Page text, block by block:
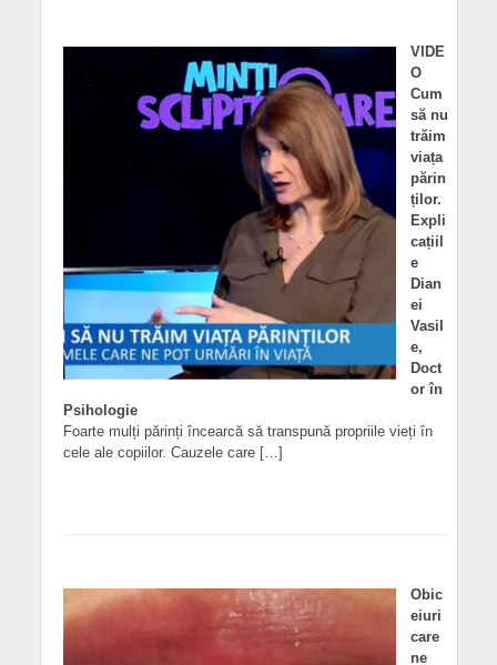
VIDE
O
Cum
să nu
trăim
viața
părin
ților.
Expli
cațiil
e
Dian
ei
Vasil
e,
Doct
or în
Psihologie
Foarte mulți părinți încearcă să transpună propriile vieți în
cele ale copiilor. Cauzele care […]
Obic
eiuri
care
ne